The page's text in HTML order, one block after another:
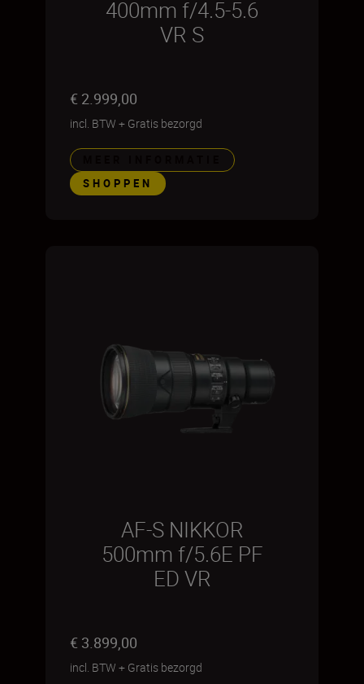
400mm f/4.5-5.6
VR S
€ 2.999,00
incl. BTW + Gratis bezorgd
SHOPPEN
AF-S NIKKOR
500mm f/5.6E PF
ED VR
€ 3.899,00
incl. BTW + Gratis bezorgd